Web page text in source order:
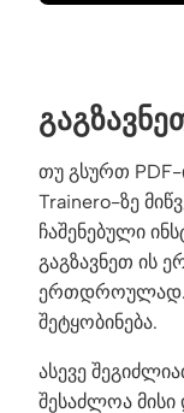
თუ გსურთ PDF-
Trainero-ზე
ჩაშენებული
გაგზავნეთ ის
ერთდროულად.
შეტყობინება.
ასევე
შესაძლოა